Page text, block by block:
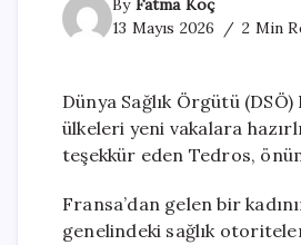
By Fatma Koç
13 Mayıs 2026
2 Min
Dünya Sağlık Örgütü
ülkeleri yeni vakalara
teşekkür eden Tedros,
Fransa’dan gelen bir
genelindeki sağlık